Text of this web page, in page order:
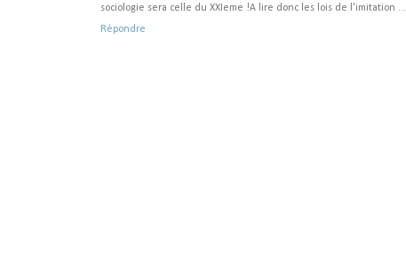
sociologie sera celle du XXIeme !A lire donc les lois de l'imitation ...
Répondre